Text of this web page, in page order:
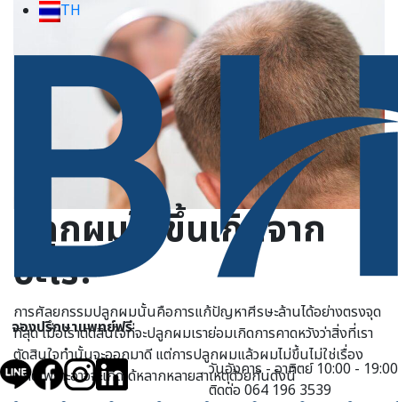
TH
จองปรึกษาแพทย์ฟรี
วันอังคาร - อาทิตย์ 10:00 - 19:00
ติดต่อ 064 196 3539
ปลูกผมไม่ขึ้นเกิดจาก
อะไร?
การศัลยกรรมปลูกผมนั้นคือการแก้ปัญหาศีรษะล้านได้อย่างตรงจุด
ที่สุด เมื่อเราตัดสินใจที่จะปลูกผมเราย่อมเกิดการคาดหวังว่าสิ่งที่เรา
ตัดสินใจทำนั้นจะออกมาดี แต่การปลูกผมแล้วผมไม่ขึ้นไม่ใช่เรื่อง
ปกติเพราะอาจจะเกิดได้หลากหลายสาเหตุด้วยกันดังนี้